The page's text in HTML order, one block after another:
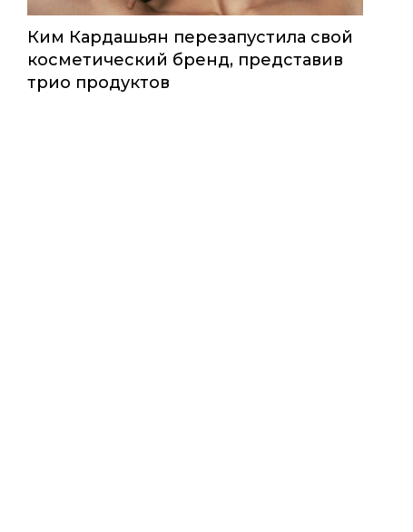
Ким Кардашьян перезапустила свой
косметический бренд, представив
трио продуктов